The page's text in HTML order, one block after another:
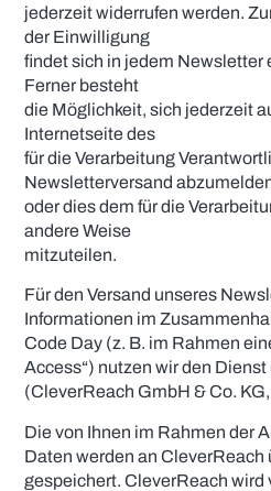
jederzeit widerrufen werden.
der Einwilligung
findet sich in jedem Newsletter
Ferner besteht
die Möglichkeit, sich jederzeit
Internetseite des
für die Verarbeitung
Newsletterversand
oder dies dem für die
andere Weise
mitzuteilen.
Für den Versand unseres
Informationen im
Code Day (z. B. im Rahmen
Access“) nutzen wir den
(CleverReach GmbH & Co.
Die von Ihnen im Rahmen der
Daten werden an CleverReach
gespeichert. CleverReach wird